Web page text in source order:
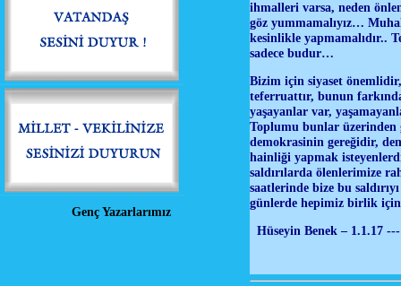
Genç Yazarlarımız
ihmalleri varsa, neden
göz yummamalıyız…
kesinlikle yapmamalıdır..
sadece budur…
Bizim için siyaset
teferruattır, bunun
yaşayanlar var,
Toplumu bunlar üzerinden
demokrasinin gereğidir,
hainliği yapmak
saldırılarda ölenlerimize
saatlerinde bize bu
günlerde hepimiz birlik
Hüseyin Benek – 1.1.17